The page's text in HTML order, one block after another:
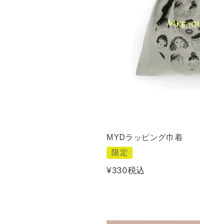
MYDラッピング巾着
限定
¥330税込